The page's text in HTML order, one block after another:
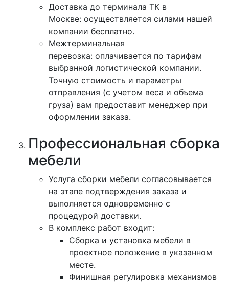
Доставка до терминала ТК в
Москве: осуществляется силами нашей
компании бесплатно.
Межтерминальная
перевозка: оплачивается по тарифам
выбранной логистической компании.
Точную стоимость и параметры
отправления (с учетом веса и объема
груза) вам предоставит менеджер при
оформлении заказа.
Профессиональная сборка
мебели
Услуга сборки мебели согласовывается
на этапе подтверждения заказа и
выполняется одновременно с
процедурой доставки.
В комплекс работ входит:
Сборка и установка мебели в
проектное положение в указанном
месте.
Финишная регулировка механизмов